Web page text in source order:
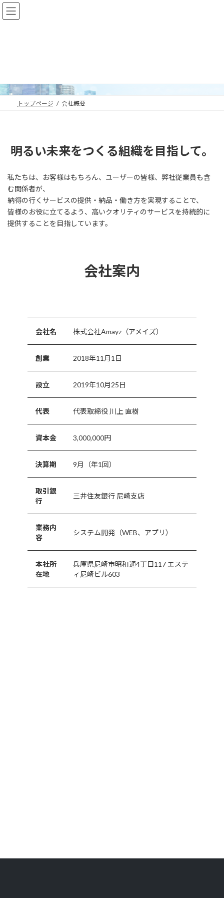
コ
ン
ッ
プ
ナ
ビ
移
動
トップページ 会社概要
明るい未来をつくる組織を目指して。
私たちは、お客様はもちろん、ユーザーの皆様、弊社従業員も含
む関係者が、
納得の行くサービスの提供・納品・働き方を実現することで、
皆様のお役に立てるよう、高いクオリティのサービスを持続的に
提供することを目指しています。
会社案内
会社名 株式会社Amayz（アメイズ）
創業 2018年11月1日
設立 2019年10月25日
代表 代表取締役 川上 直樹
資本金 3,000,000円
決算期 9月（年1回）
取引銀
行
三井住友銀行 尼崎支店
業務内
容
システム開発（WEB、アプリ）
本社所
在地
兵庫県尼崎市昭和通4丁目117 エステ
ィ尼崎ビル603